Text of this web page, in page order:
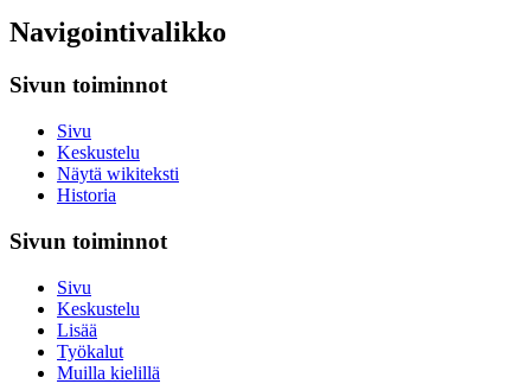
Navigointivalikko
Sivun toiminnot
Sivu
Keskustelu
Näytä wikiteksti
Historia
Sivun toiminnot
Sivu
Keskustelu
Lisää
Työkalut
Muilla kielillä